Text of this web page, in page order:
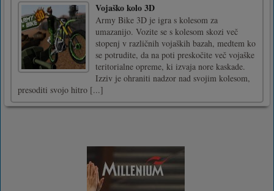
Vojaško kolo 3D
Army Bike 3D je igra s kolesom za
umazanijo. Vozite se s kolesom skozi več
stopenj v različnih vojaških bazah, medtem ko
se potrudite, da na poti preskočite več vojaške
teritorialne opreme, ki izvaja nore kaskade.
Izziv je ohraniti nadzor nad svojim kolesom,
presoditi svojo hitro [...]